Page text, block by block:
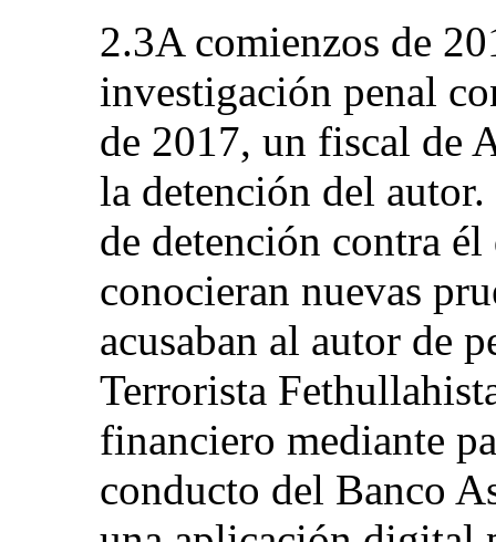
2.3A comienzos de
investigación penal
de 2017, un fiscal de
la detención del
de detención contra él
conocieran nuevas
acusaban al autor de
Terrorista
financiero mediante
conducto del Banco